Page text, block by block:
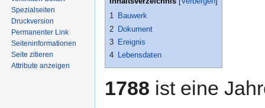
1 Bauwerk
2 Dokument
3 Ereignis
4 Lebensdaten
1788 ist eine
Spezialseiten
Druckversion
Permanenter Link
Seiten­informationen
Seite zitieren
Attribute anzeigen